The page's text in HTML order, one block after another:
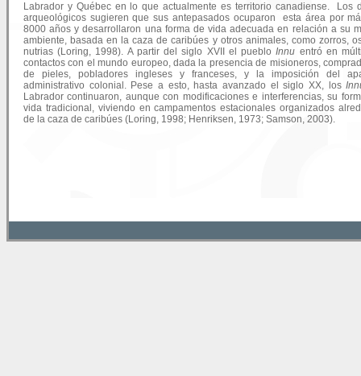
Labrador y Québec en lo que actualmente es territorio canadiense. Los
arqueológicos sugieren que sus antepasados ocuparon esta área por
8000 años y desarrollaron una forma de vida adecuada en relación a su
ambiente, basada en la caza de caribúes y otros animales, como zorros,
nutrias (Loring, 1998). A partir del siglo XVII el puebloInnu entró en
contactos con el mundo europeo, dada la presencia de misioneros,
de pieles, pobladores ingleses y franceses, y la imposición del
administrativo colonial. Pese a esto, hasta avanzado el siglo XX, los
Labrador continuaron, aunque con modificaciones e interferencias, su
vida tradicional, viviendo en campamentos estacionales organizados
de la caza de caribúes (Loring, 1998; Henriksen, 1973; Samson, 2003).